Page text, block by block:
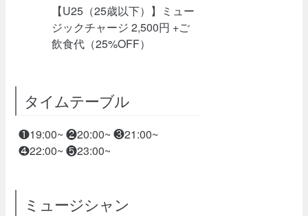
【U25（25歳以下）】ミュー
ジックチャージ 2,500円 +ご
飲食代（25%OFF）
タイムテーブル
❶19:00~ ❷20:00~ ❸21:00~
❹22:00~ ❺23:00~
ミュージシャン